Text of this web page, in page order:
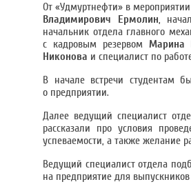
От «Удмуртнефти» в
Владимирович Ермолин,
начальник отдела главного
с кадровым резервом Марина
Никонова и специалист по
В начале встречи студентам
о предприятии.
Далее ведущий специалист
рассказали про условия
успеваемости, а также желание
Ведущий специалист отдела
на предприятие для